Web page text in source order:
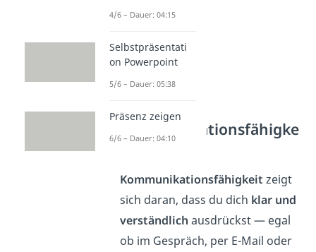
Kommunikationsfähigke
it
Kommunikationsfähigkeit zeigt
sich daran, dass du dich klar und
verständlich ausdrückst — egal
ob im Gespräch, per E-Mail oder
4/6 – Dauer: 04:15
Selbstpräsentati
on Powerpoint
5/6 – Dauer: 05:38
Präsenz zeigen
6/6 – Dauer: 04:10